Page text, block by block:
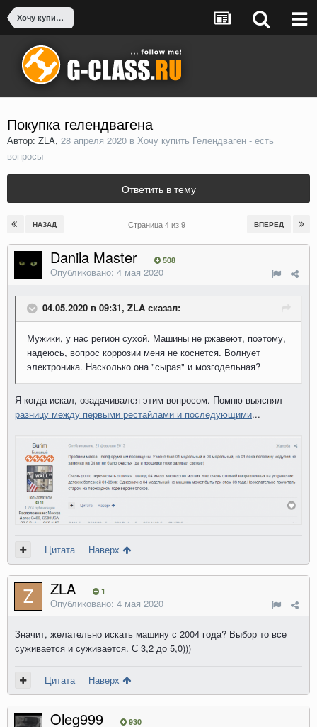
Хочу купить Гелендваген - есть вопросы
Покупка гелендвагена
Автор: ZLA, 28 апреля 2020 в Хочу купить Гелендваген - есть
вопросы
Ответить в тему
НАЗАД ВПЕРЁД
Страница 4 из 9
Danila Master 508
Опубликовано: 4 мая 2020
04.05.2020 в 09:31, ZLA сказал:
Мужики, у нас регион сухой. Машины не ржавеют, поэтому,
надеюсь, вопрос коррозии меня не коснется. Волнует
электроника. Насколько она "сырая" и мозгодельная?
Я когда искал, озадачивался этим вопросом. Помню выяснял
разницу между первыми рестайлами и последующими...
Цитата Наверх
ZLA 1
Опубликовано: 4 мая 2020
Значит, желательно искать машину с 2004 года? Выбор то все
суживается и суживается. С 3,2 до 5,0)))
Цитата Наверх
Oleg999 930